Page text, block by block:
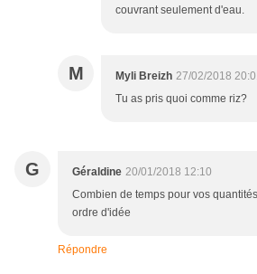
couvrant seulement d'eau.
M Myli Breizh 27/02/2018
Tu as pris quoi comme riz?
G Géraldine 20/01/2018 12:10
Combien de temps pour vos
ordre d'idée
Répondre